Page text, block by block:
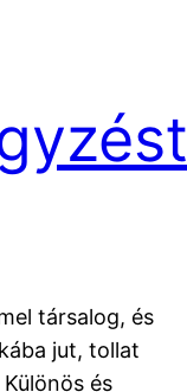
társalog, és
jut, tollat
és